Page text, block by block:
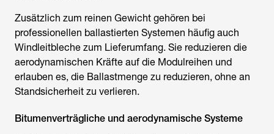
Zusätzlich zum reinen Gewicht gehören bei
professionellen ballastierten Systemen häufig auch
Windleitbleche zum Lieferumfang. Sie reduzieren die
aerodynamischen Kräfte auf die Modulreihen und
erlauben es, die Ballastmenge zu reduzieren, ohne an
Standsicherheit zu verlieren.
Bitumenverträgliche und aerodynamische Systeme